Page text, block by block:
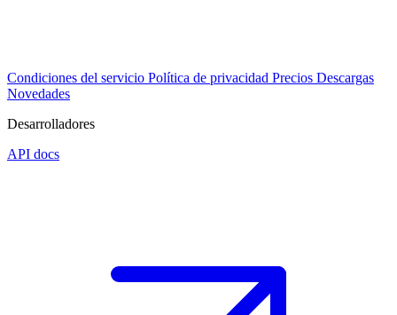
Condiciones del servicio Política de privacidad Precios Descargas
Novedades
Desarrolladores
API docs